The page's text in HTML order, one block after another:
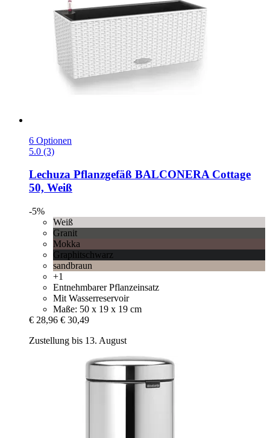
6 Optionen
5.0 (3)
Lechuza Pflanzgefäß BALCONERA Cottage
50, Weiß
-5%
Weiß
Granit
Mokka
Graphitschwarz
sandbraun
+1
Entnehmbarer Pflanzeinsatz
Mit Wasserreservoir
Maße: 50 x 19 x 19 cm
€ 28,96 € 30,49
Zustellung bis 13. August